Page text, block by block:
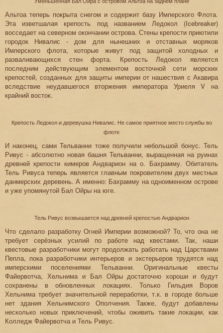
Альтоа теперь покрыта снегом и содержит базу Имперского Флота.
Эта изветшалая крепость под названием Ледокол (Icebreaker)
восседает на северном окончании острова. Стены крепости приютили
городок Нивалис - дом для нынешних и отставных моряков
Имперского флота, которые живут под защитой холодных и
разваливающихся стен форта. Крепость Ледокол является
последним действующим элементом восточной сети морских
крепостей, созданных для защиты империи от нашествия с Акавира
вследствие неудавшегося вторжения императора Уриеля V на
крайний восток.
Крепость Ледокол и деревушка Нивалис. Не самое приятное место службы во
флоте
И наконец, сами Тельванни тоже получили небольшой бонус. Тель
Ривус - абсолютно новая башня Тельванни, выращенная на руинах
древней крепости кимеров Андварион на о. Бахрамму. Обитатель
Тель Ривуса теперь является главным покровителем двух местных
данмерских деревень. А именно: Бахрамму на одноименном острове
и уже упомянутой Бал Ойры на юге.
Тель Ривус возвышается над древней крепостью Андварион
Что сделало разработку Огней Империи возможной? То, что она не
требует серёзных усилий по работе над квестами. Так, наши
квестовые разработчики могут продолжать работать над Царствами
Пепла, пока разработчики интерьеров и экстерьеров трудятся над
имперскими поселениями Тельванни. Оригинальные квесты
Файервотча, Хельнима и Бал Ойры достаточно хороши и будут
сохранены в обновленных локациях. Только Гильдия Воров
Хельнима требует значительной переработки, т.к. в городе больше
нет здания Хельнимского Ополчения. Также, будут добавлены
несколько новых приключений, чтобы оживить такие локации, как
Колледж Файервотча и Тель Ривус.